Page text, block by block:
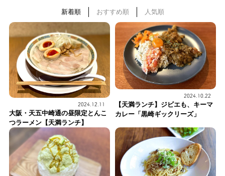
新着順 おすすめ順 人気順
2024.12.11
大阪・天五中崎通の昼限定とんこ
つラーメン【天満ランチ】
2024.10.22
【天満ランチ】ジビエも、キーマ
カレー「黒崎ギックリーズ」